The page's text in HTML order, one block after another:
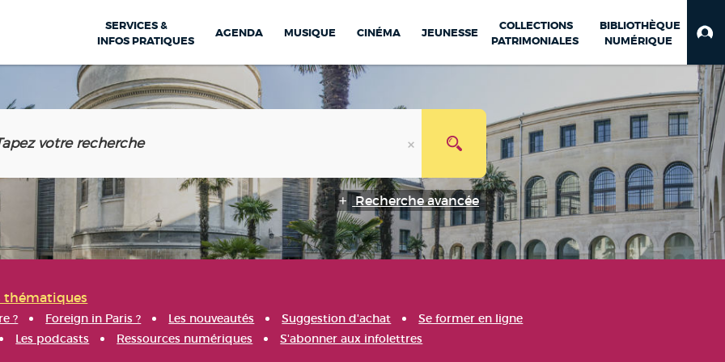
SERVICES &
INFOS PRATIQUES
AGENDA MUSIQUE CINÉMA JEUNESSE
COLLECTIONS
PATRIMONIALES
BIBLIOTHÈQUE
NUMÉRIQUE
Recherche avancée
thématiques
? Foreign in Paris ? Les nouveautés Suggestion d'achat
Se former en ligne
Les podcasts Ressources numériques S'abonner aux infolettres